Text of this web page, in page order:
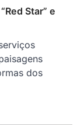
Star” e
dos